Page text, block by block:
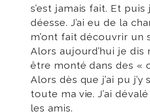
s’est jamais fait. Et
déesse. J’ai eu de la
m’ont fait découvrir un
Alors aujourd’hui je dis
être monté dans des «
Alors dès que j’ai pu
toute ma vie. J’ai
les amis.